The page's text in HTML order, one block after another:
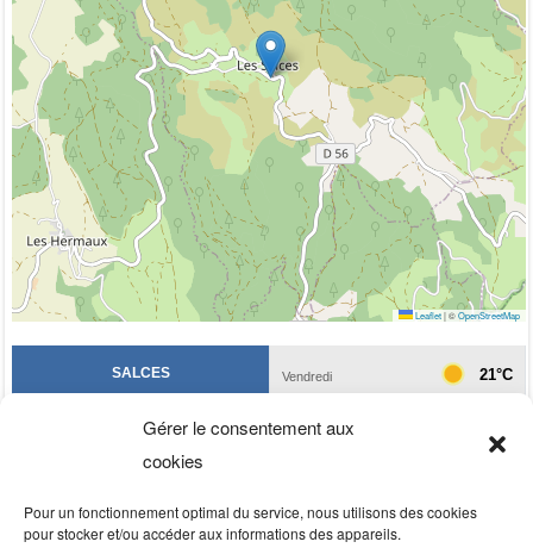
Gérer le consentement aux
cookies
Pour un fonctionnement optimal du service, nous utilisons des cookies
pour stocker et/ou accéder aux informations des appareils.
Leaflet |©OpenStreetMap